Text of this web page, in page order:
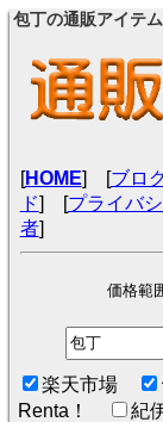
包丁の通販アイテ
[HOME] [ブロ
ド] [プライバ
者]
価格範
楽天市場
Renta！
紀